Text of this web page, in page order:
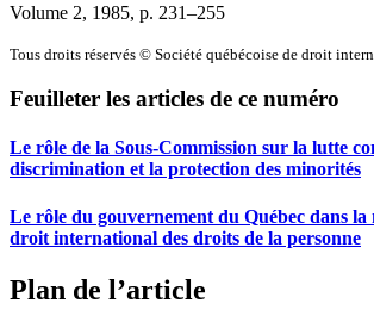
Volume 2, 1985, p. 231–255
Tous droits réservés © Société québécoise de droit
Feuilleter les articles de ce numéro
Le rôle de la Sous-Commission sur la lutte
discrimination et la protection des minorités
Le rôle du gouvernement du Québec dans la
droit international des droits de la personne
Plan de l’article